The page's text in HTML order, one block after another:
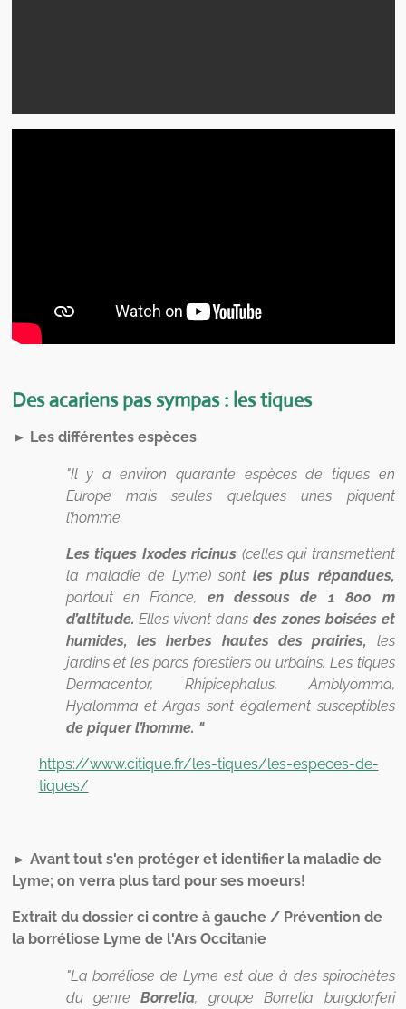
Des acariens pas sympas : les tiques
► Les différentes espèces
"Il y a environ quarante espèces de tiques en
Europe mais seules quelques unes piquent
l’homme.
Les tiques Ixodes ricinus (celles qui transmettent
la maladie de Lyme) sontles plus répandues,
partout en France, en dessous de 1 800 m
d’altitude. Elles vivent dans des zones boisées et
humides, les herbes hautes des prairies,
les
jardins et les parcs forestiers ou urbains. Les tiques
Dermacentor, Rhipicephalus, Amblyomma,
Hyalomma et Argas sont également susceptibles
de piquer l’homme. "
https://www.citique.fr/les-tiques/les-especes-de-
tiques/
► Avant tout s'en protéger et identifier la maladie de
Lyme; on verra plus tard pour ses moeurs!
Extrait du dossier ci contre à gauche / Prévention de
la borréliose Lyme de l'Ars Occitanie
"La borréliose de Lyme est due à des spirochètes
du genreBorrelia, groupe Borrelia burgdorferi